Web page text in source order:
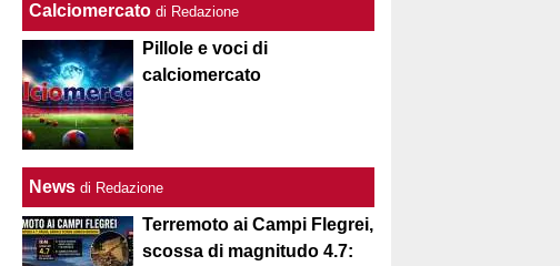
Calciomercato di Redazione
Pillole e voci di
calciomercato
News di Redazione
Terremoto ai Campi Flegrei,
scossa di magnitudo 4.7: